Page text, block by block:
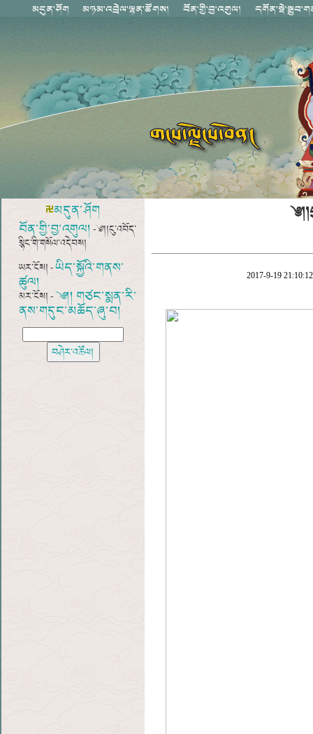
མདུན་ཤོག
བོན་གྱི་བྱ་འགུལ། - ༄།།ངུ་འབོད་
སྙིང་གི་གསོལ་འདེབས།
ཡར་ངོས། -ཡིད་སྐྱོའི་གནས་
ཚུལ།
མར་ངོས། -༄།། གཙང་སྨན་རི་
ནས་གདུང་མཆོད་ཞུ་བ།
2017-9-19 21:10:12